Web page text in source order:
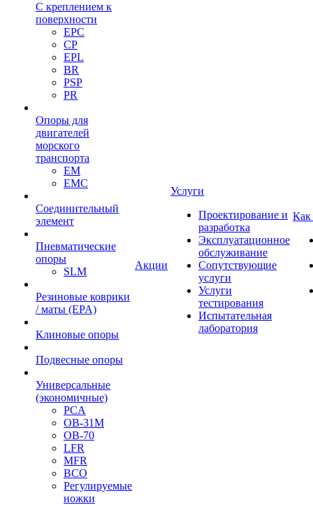
С креплением к
поверхности
EPC
CP
EPL
BR
PSP
PR
Опоры для
двигателей
морского
транспорта
EM
EMC
Cоединительный
элемент
Пневматические
опоры
SLM
Резиновые коврики
/ маты (EPA)
Клиновые опоры
Подвесные опоры
Универсальные
(экономичные)
PCA
ОВ-31М
OB-70
LFR
MFR
ВСО
Регулируемые
ножки
Акции
Услуги
Проектирование и
разработка
Эксплуатационное
обслуживание
Сопутствующие
услуги
Услуги
тестирования
Испытательная
лаборатория
Как